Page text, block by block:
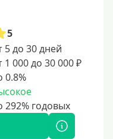
5
5 до 30 дней
1 000 до 30 000 ₽
0.8%